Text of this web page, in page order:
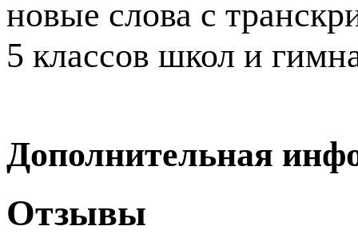
новые слова с
5 классов школ и
Дополнительная
Отзывы